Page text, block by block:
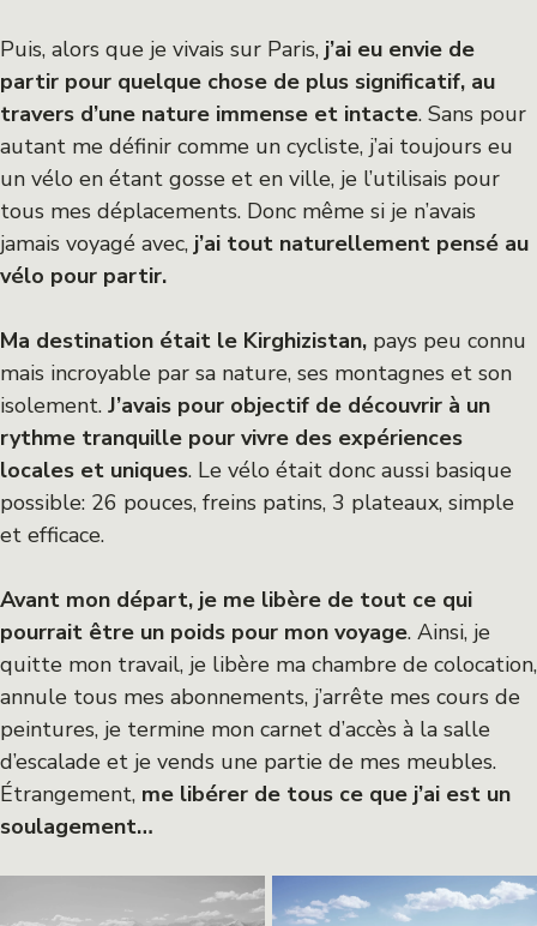
Puis, alors que je vivais sur Paris, j’ai eu envie de
partir pour quelque chose de plus significatif, au
travers d’une nature immense et intacte. Sans pour
autant me définir comme un cycliste, j’ai toujours eu
un vélo en étant gosse et en ville, je l’utilisais pour
tous mes déplacements. Donc même si je n’avais
jamais voyagé avec, j’ai tout naturellement pensé au
vélo pour partir.
Ma destination était le Kirghizistan, pays peu connu
mais incroyable par sa nature, ses montagnes et son
isolement. J’avais pour objectif de découvrir à un
rythme tranquille pour vivre des expériences
locales et uniques. Le vélo était donc aussi basique
possible: 26 pouces, freins patins, 3 plateaux, simple
et efficace.
Avant mon départ, je me libère de tout ce qui
pourrait être un poids pour mon voyage. Ainsi, je
quitte mon travail, je libère ma chambre de colocation,
annule tous mes abonnements, j’arrête mes cours de
peintures, je termine mon carnet d’accès à la salle
d’escalade et je vends une partie de mes meubles.
Étrangement, me libérer de tous ce que j’ai est un
soulagement…